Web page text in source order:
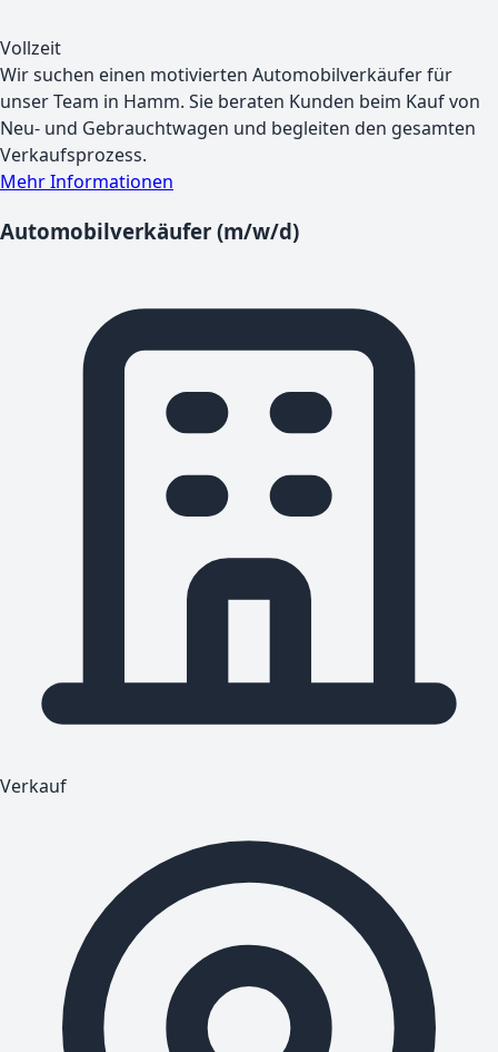
Vollzeit
Wir suchen einen motivierten Automobilverkäufer für
unser Team in Hamm. Sie beraten Kunden beim Kauf von
Neu- und Gebrauchtwagen und begleiten den gesamten
Verkaufsprozess.
Mehr Informationen
Automobilverkäufer (m/w/d)
Verkauf